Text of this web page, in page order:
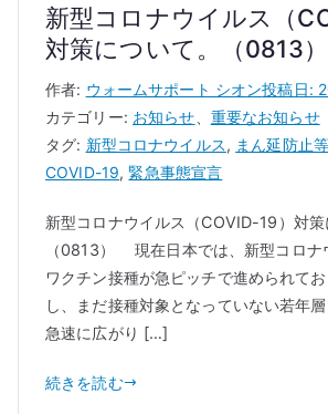
新型コロナウイルス（
対策について。（0813）
作者: ウォームサポート シオン投稿日:
カテゴリー: お知らせ
重要なお知らせ
タグ: 新型コロナウイルス, まん延防止
COVID-19,緊急事態宣言
新型コロナウイルス（COVID-19）対策
（0813） 現在日本では、新型コロナ
ワクチン接種が急ピッチで進められて
し、まだ接種対象となっていない若年
急速に広がり […]
続きを読む